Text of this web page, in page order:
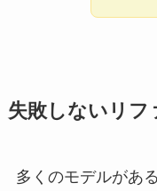
失敗しないリフ
多くのモデルがあ